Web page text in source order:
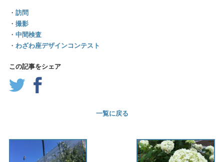
・ 訪問
・ 撮影
・ 中間検査
・ わざわ座デザインコンテスト
この記事をシェア
一覧に戻る